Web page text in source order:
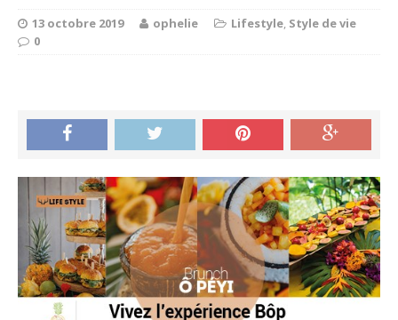
13 octobre 2019 ophelie Lifestyle, Style de vie
0